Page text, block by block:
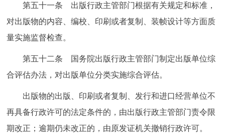
第五十一条 出版行政主管部门根据有关规定和标准，
对出版物的内容、编校、印刷或者复制、装帧设计等方面质
量实施监督检查。
第五十二条 国务院出版行政主管部门制定出版单位综
合评估办法，对出版单位分类实施综合评估。
出版物的出版、印刷或者复制、发行和进口经营单位不
再具备行政许可的法定条件的，由出版行政主管部门责令限
期改正；逾期仍未改正的，由原发证机关撤销行政许可。